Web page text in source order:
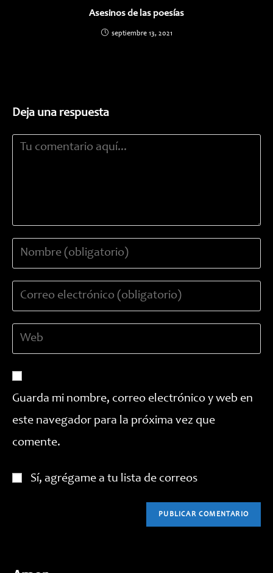
Asesinos de las poesías
septiembre 13, 2021
Deja una respuesta
Comentario
usuario
para
de
para
comentar
(opcional)
Guarda mi nombre, correo electrónico y web en
este navegador para la próxima vez que
comente.
Sí, agrégame a tu lista de correos